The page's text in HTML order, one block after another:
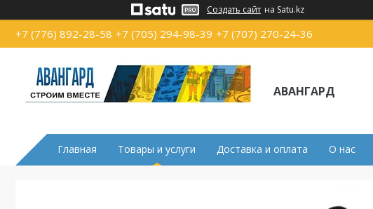
Создать сайт на Satu.kz
+7 (776) 892-28-58 +7 (705) 294-98-39 +7 (707) 270-24-36
АВАНГАРД
Главная Товары и услуги Доставка и оплата О нас